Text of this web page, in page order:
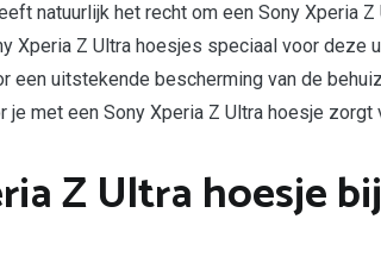
natuurlijk het recht om een Sony
Xperia Z Ultra hoesjes speciaal voor
uitstekende bescherming van de
met een Sony Xperia Z Ultra hoesje
Z Ultra hoesje